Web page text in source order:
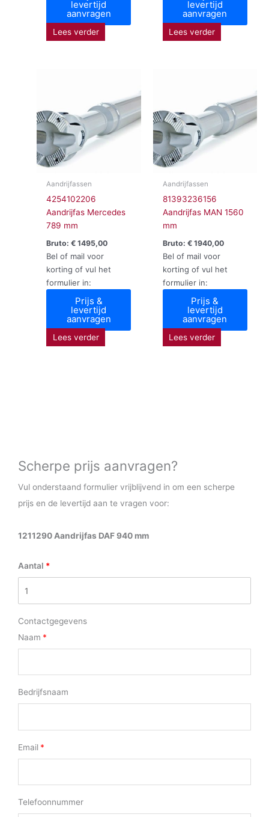
levertijd
aanvragen
Lees verder
levertijd
aanvragen
Lees verder
Aandrijfassen
4254102206
Aandrijfas Mercedes
789 mm
Bruto:€ 1495,00
Bel of mail voor
korting of vul het
formulier in:
Prijs &
levertijd
aanvragen
Lees verder
Aandrijfassen
81393236156
Aandrijfas MAN 1560
mm
Bruto: €1940,00
Bel of mail voor
korting of vul het
formulier in:
Prijs &
levertijd
aanvragen
Lees verder
Scherpe prijs aanvragen?
Vul onderstaand formulier vrijblijvend in om een scherpe
prijs en de levertijd aan te vragen voor:
1211290 Aandrijfas DAF 940 mm
Aantal
Contactgegevens
Naam
Bedrijfsnaam
Email
Telefoonnummer